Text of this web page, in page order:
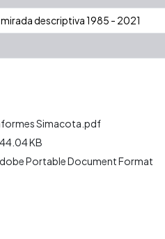
descriptiva 1985 - 2021
Simacota.pdf
KB
Portable Document Format